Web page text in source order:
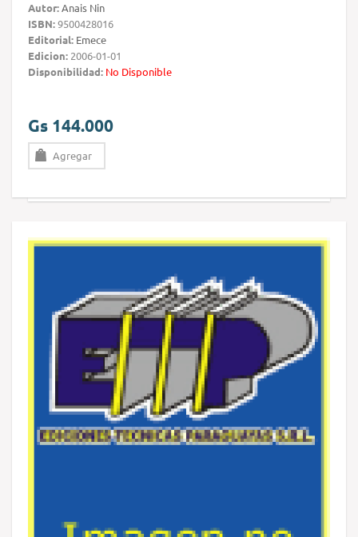
Autor:Anais Nin
ISBN:9500428016
Editorial: Emece
Edicion: 2006-01-01
Disponibilidad: No Disponible
Gs 144.000
Agregar